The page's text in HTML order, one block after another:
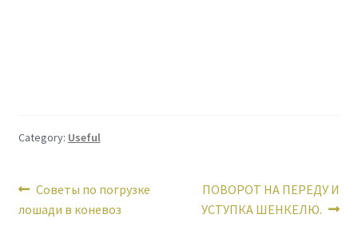
Category: Useful
Post
navigation
Previous
post:
Советы по погрузке
лошади в коневоз
Next
post:
ПОВОРОТ НА ПЕРЕДУ И
УСТУПКА ШЕНКЕЛЮ.